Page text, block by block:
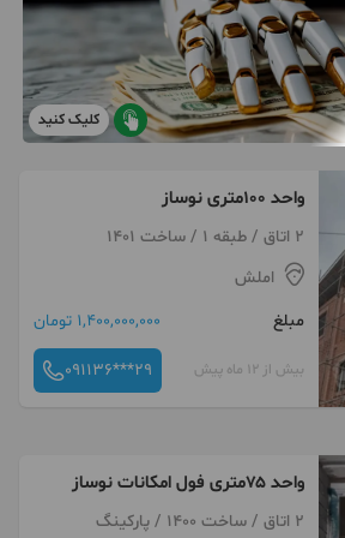
کلیک کنید
واحد ۱۰۰متری نوساز
2 اتاق / طبقه 1 / ساخت 1401
املش
مبلغ
1,400,000,000 تومان
بیش از 12 ماه پیش 091136***29
واحد ۷۵متری فول امکانات نوساز
2 اتاق / ساخت 1400 / پارکینگ